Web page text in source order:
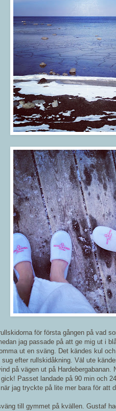
för första gången på vad
jag passade på att ge mig ut i
ut en sväng. Det kändes kul
efter rullskidåkning. Väl ute
på vägen ut på
Passet landade på 90 min och
jag tryckte på lite mer bara för att
till gymmet på kvällen. Gustaf